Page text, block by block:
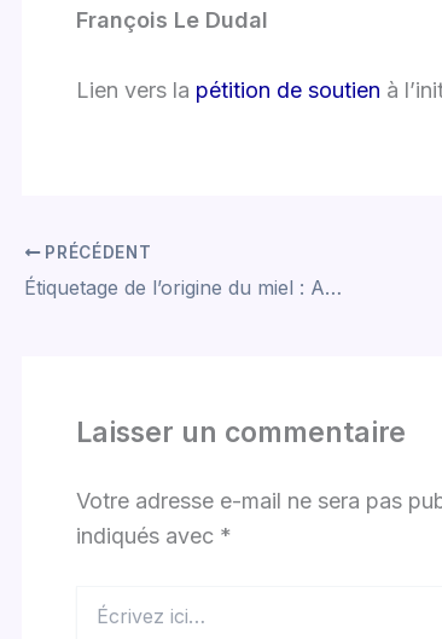
François Le Dudal
Lien vers la pétition de soutien à
PRÉCÉDENT
Étiquetage de l’origine du miel : Apiculteurs, Paysans et ONG lancent une pétition pour mettre fin à l’opacité
Laisser un commentaire
Votre adresse e-mail ne sera pas
indiqués avec *
ici…